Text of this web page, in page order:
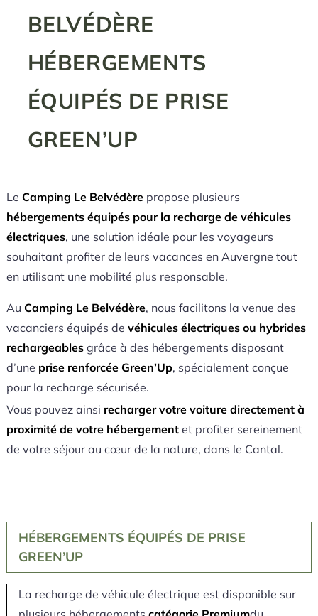
BELVÉDÈRE
HÉBERGEMENTS
ÉQUIPÉS DE PRISE
GREEN’UP
Le Camping Le Belvédèrepropose plusieurs
hébergements équipés pour la recharge de véhicules
électriques, une solution idéale pour les voyageurs
souhaitant profiter de leurs vacances en Auvergne tout
en utilisant une mobilité plus responsable.
Au Camping Le Belvédère, nous facilitons la venue des
vacanciers équipés de véhicules électriques ou hybrides
rechargeablesgrâce à des hébergements disposant
d’une prise renforcée Green’Up, spécialement conçue
pour la recharge sécurisée.
Vous pouvez ainsi recharger votre voiture directement à
proximité de votre hébergementet profiter sereinement
de votre séjour au cœur de la nature, dans le Cantal.
HÉBERGEMENTS ÉQUIPÉS DE PRISE
GREEN’UP
La recharge de véhicule électrique est disponible sur